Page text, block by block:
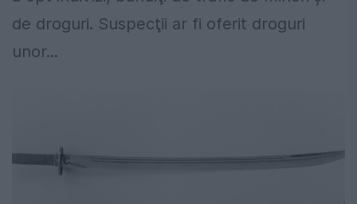
de droguri. Suspecţii ar fi oferit droguri
unor...